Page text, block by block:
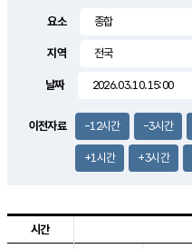
1.5m/s
요소
지역
날짜
이전자료 -12시간 -3시간
+1시간 +3시간
시간